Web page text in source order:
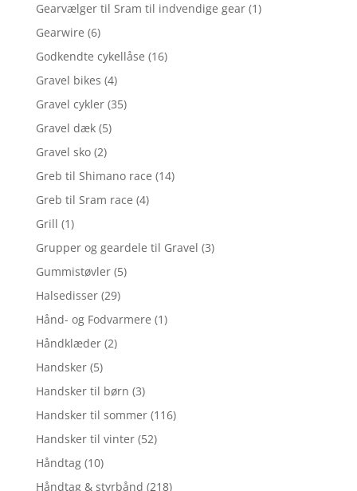
Gearvælger til Sram til indvendige gear (1)
Gearwire (6)
Godkendte cykellåse (16)
Gravel bikes (4)
Gravel cykler (35)
Gravel dæk (5)
Gravel sko (2)
Greb til Shimano race (14)
Greb til Sram race (4)
Grill (1)
Grupper og geardele til Gravel (3)
Gummistøvler (5)
Halsedisser (29)
Hånd- og Fodvarmere (1)
Håndklæder (2)
Handsker (5)
Handsker til børn (3)
Handsker til sommer (116)
Handsker til vinter (52)
Håndtag (10)
Håndtag & styrbånd (218)